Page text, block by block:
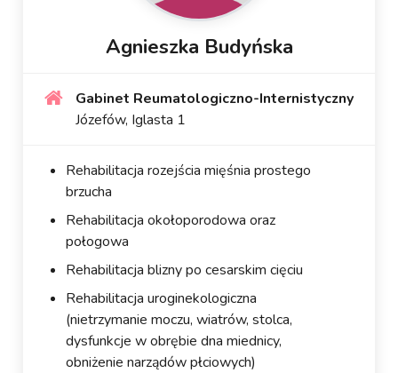
Agnieszka Budyńska
Gabinet Reumatologiczno-Internistyczny
Józefów, Iglasta 1
Rehabilitacja rozejścia mięśnia prostego
brzucha
Rehabilitacja okołoporodowa oraz
połogowa
Rehabilitacja blizny po cesarskim cięciu
Rehabilitacja uroginekologiczna
(nietrzymanie moczu, wiatrów, stolca,
dysfunkcje w obrębie dna miednicy,
obniżenie narządów płciowych)